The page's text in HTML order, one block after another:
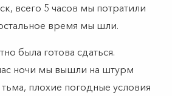
всего 5 часов мы потратили
время мы шли.
была готова сдаться.
ночи мы вышли на штурм
плохие погодные условия